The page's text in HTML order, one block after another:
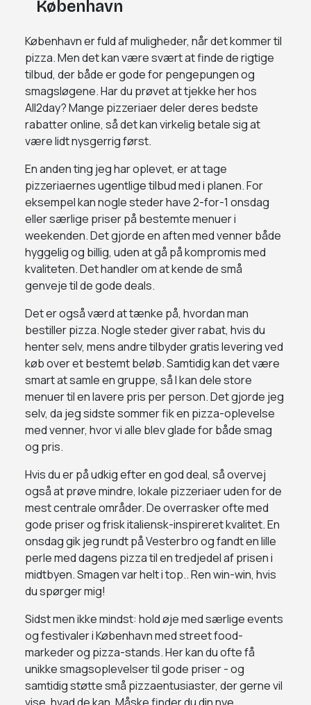
København
København er fuld af muligheder, når det kommer til
pizza. Men det kan være svært at finde de rigtige
tilbud, der både er gode for pengepungen og
smagsløgene. Har du prøvet at tjekke her hos
All2day? Mange pizzeriaer deler deres bedste
rabatter online, så det kan virkelig betale sig at
være lidt nysgerrig først.
En anden ting jeg har oplevet, er at tage
pizzeriaernes ugentlige tilbud med i planen. For
eksempel kan nogle steder have 2-for-1 onsdag
eller særlige priser på bestemte menuer i
weekenden. Det gjorde en aften med venner både
hyggelig og billig, uden at gå på kompromis med
kvaliteten. Det handler om at kende de små
genveje til de gode deals.
Det er også værd at tænke på, hvordan man
bestiller pizza. Nogle steder giver rabat, hvis du
henter selv, mens andre tilbyder gratis levering ved
køb over et bestemt beløb. Samtidig kan det være
smart at samle en gruppe, så I kan dele store
menuer til en lavere pris per person. Det gjorde jeg
selv, da jeg sidste sommer fik en pizza-oplevelse
med venner, hvor vi alle blev glade for både smag
og pris.
Hvis du er på udkig efter en god deal, så overvej
også at prøve mindre, lokale pizzeriaer uden for de
mest centrale områder. De overrasker ofte med
gode priser og frisk italiensk-inspireret kvalitet. En
onsdag gik jeg rundt på Vesterbro og fandt en lille
perle med dagens pizza til en tredjedel af prisen i
midtbyen. Smagen var helt i top.. Ren win-win, hvis
du spørger mig!
Sidst men ikke mindst: hold øje med særlige events
og festivaler i København med street food-
markeder og pizza-stands. Her kan du ofte få
unikke smagsoplevelser til gode priser - og
samtidig støtte små pizzaentusiaster, der gerne vil